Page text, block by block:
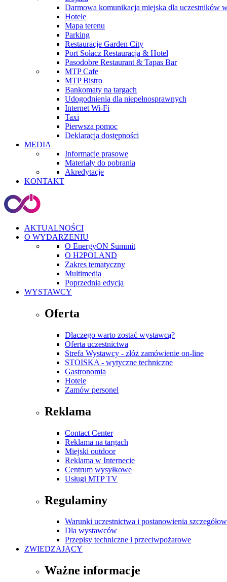
Darmowa komunikacja miejska dla uczestników
Hotele
Mapa terenu
Parking
Restauracje Garden City
Port Sołacz Restauracja & Hotel
Pasodobre Restaurant & Tapas Bar
MTP Cafe
MTP Bistro
Bankomaty na targach
Udogodnienia dla niepełnosprawnych
Internet Wi-Fi
Taxi
Pierwsza pomoc
Deklaracja dostępności
MEDIA
Informacje prasowe
Materiały do pobrania
Akredytacje
KONTAKT
AKTUALNOŚCI
O WYDARZENIU
O EnergyON Summit
O H2POLAND
Zakres tematyczny
Multimedia
Poprzednia edycja
WYSTAWCY
Oferta
Dlaczego warto zostać wystawcą?
Oferta uczestnictwa
Strefa Wystawcy - złóż zamówienie on-line
STOISKA - wytyczne techniczne
Gastronomia
Hotele
Zamów personel
Reklama
Contact Center
Reklama na targach
Miejski outdoor
Reklama w Internecie
Centrum wysyłkowe
Usługi MTP TV
Regulaminy
Warunki uczestnictwa i postanowienia
Dla wystawców
Przepisy techniczne i przeciwpożarowe
ZWIEDZAJĄCY
Ważne informacje